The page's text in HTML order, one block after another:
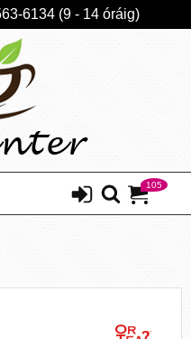
6134 (9 - 14 óráig)
105